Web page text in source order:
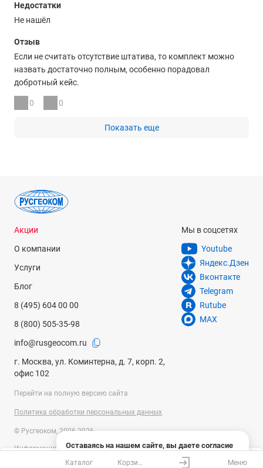
Недостатки
Не нашёл
Отзыв
Если не считать отсутствие штатива, то комплект можно
назвать достаточно полным, особенно порадовал
добротный кейс.
0 0
Показать еще
Оставаясь на нашем сайте, вы даете согласие
на использование файлов cookies и сбор данных
Акции
О компании
Услуги
Блог
8 (495) 604 00 00
8 (800) 505-35-98
info@rusgeocom.ru
г. Москва, ул. Коминтерна, д. 7, корп. 2,
офис 102
Мы в соцсетях
Youtube
Яндекс.Дзен
Вконтакте
Telegram
Rutube
MAX
Перейти на полную версию сайта
Политика обработки персональных данных
© Русгеоком, 2006-2026
Информация на сайте носит справочный характер и не является
публичной офертой, определяемой положениями Статьи 437
Каталог Корзина Меню